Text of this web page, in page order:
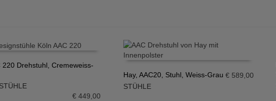
220 Drehstuhl, Cremeweiss-
€ 449,00
IN DEN WARENKORB
Hay, AAC20, Stuhl, Weiss-Grau
STÜHLE
€589,00